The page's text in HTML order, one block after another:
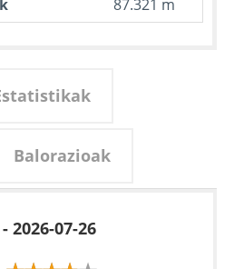
87.321 m
Balorazioak
2026-07-26